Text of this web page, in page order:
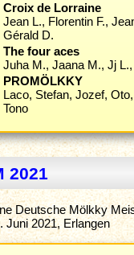
Croix de Lorraine
Jean L., Florentin F.,
Gérald D.
The four aces
Juha M., Jaana M., Jj
PROMÖLKKY
Laco, Stefan, Jozef,
Tono
2021
Deutsche Mölkky
Juni 2021, Erlangen